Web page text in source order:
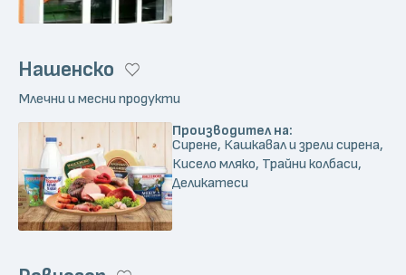
Нашенско
Млечни и месни продукти
Производител на:
Сирене, Кашкавал и зрели сирена,
Кисело мляко, Трайни колбаси,
Деликатеси